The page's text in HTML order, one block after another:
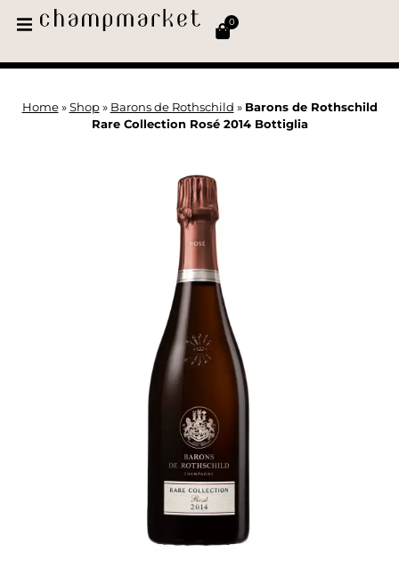
0
Home» Shop» Barons de Rothschild » Barons de Rothschild
Rare Collection Rosé 2014 Bottiglia